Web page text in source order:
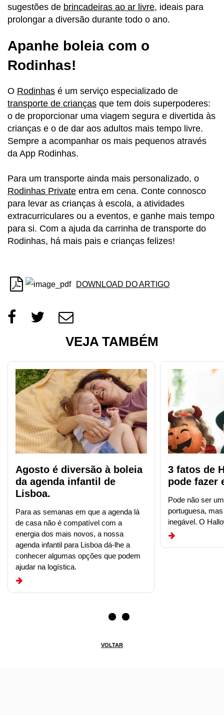
sugestões de brincadeiras ao ar livre, ideais para
prolongar a diversão durante todo o ano.
Apanhe boleia com o
Rodinhas!
O Rodinhas é um serviço especializado de
transporte de crianças que tem dois superpoderes:
o de proporcionar uma viagem segura e divertida às
crianças e o de dar aos adultos mais tempo livre.
Sempre a acompanhar os mais pequenos através
da App Rodinhas.
Para um transporte ainda mais personalizado, o
Rodinhas Private entra em cena. Conte connosco
para levar as crianças à escola, a atividades
extracurriculares ou a eventos, e ganhe mais tempo
para si. Com a ajuda da carrinha de transporte do
Rodinhas, há mais pais e crianças felizes!
DOWNLOAD DO ARTIGO
VEJA TAMBÉM
Agosto é diversão à boleia
da agenda infantil de
Lisboa.
Para as semanas em que a agenda lá
de casa não é compatível com a
energia dos mais novos, a nossa
agenda infantil para Lisboa dá-lhe a
conhecer algumas opções que podem
ajudar na logística.
3 fatos de
pode fazer
Pode não ser
portuguesa,
inegável. O
VOLTAR